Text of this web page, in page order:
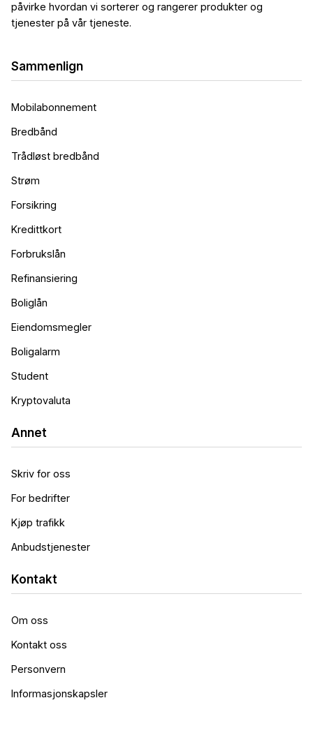
påvirke hvordan vi sorterer og rangerer produkter og
tjenester på vår tjeneste.
Sammenlign
Mobilabonnement
Bredbånd
Trådløst bredbånd
Strøm
Forsikring
Kredittkort
Forbrukslån
Refinansiering
Boliglån
Eiendomsmegler
Boligalarm
Student
Kryptovaluta
Annet
Skriv for oss
For bedrifter
Kjøp trafikk
Anbudstjenester
Kontakt
Om oss
Kontakt oss
Personvern
Informasjonskapsler